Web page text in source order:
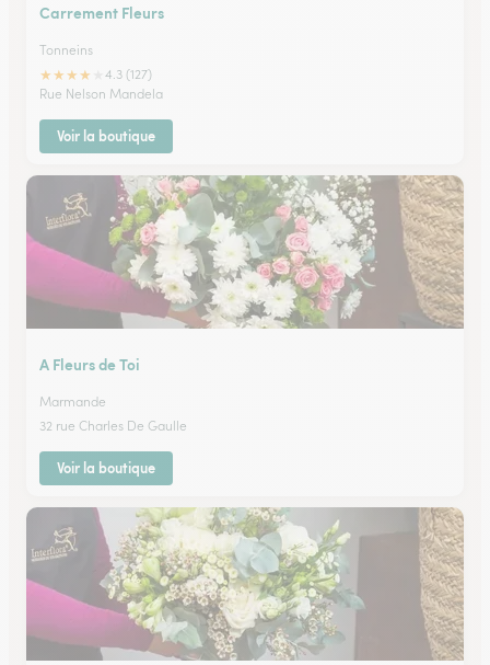
Carrement Fleurs
Tonneins
★★★★
4.3 (127)
Rue Nelson Mandela
Voir la boutique
A Fleurs de Toi
Marmande
32 rue Charles De Gaulle
Voir la boutique